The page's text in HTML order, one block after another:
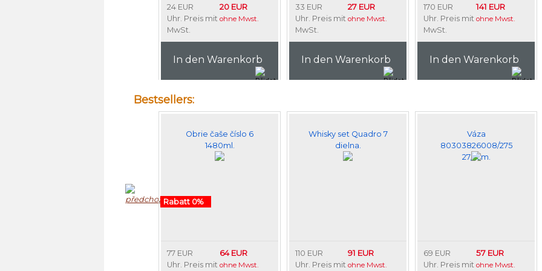
24 EUR
Uhr. Preis mit
MwSt.
20 EUR
ohne Mwst.
In den Warenkorb
33 EUR
Uhr. Preis mit
MwSt.
27 EUR
ohne Mwst.
In den Warenkorb
170 EUR
Uhr. Preis mit
MwSt.
141 EUR
ohne Mwst.
In den Warenkorb
Bestsellers:
Obrie čaše číslo 6
1480ml.
Rabatt 0%
77 EUR
Uhr. Preis mit
64 EUR
ohne Mwst.
Whisky set Quadro 7
dielna.
110 EUR
Uhr. Preis mit
91 EUR
ohne Mwst.
Váza
80303826008/275
27,5cm.
69 EUR
Uhr. Preis mit
57 EUR
ohne Mwst.